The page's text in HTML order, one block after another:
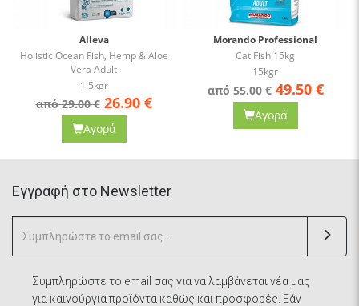
Alleva
Holistic Ocean Fish, Hemp & Aloe
Vera Adult
1.5kgr
από 29.00 € 26.90 €
Αγορά
Morando Professional
Cat Fish 15kg
15kgr
από 55.00 € 49.50 €
Αγορά
Eγγραφή στο Newsletter
Συμπληρώστε το email σας για να λαμβάνεται νέα μας
για καινούργια προϊόντα καθώς και προσφορές. Εάν